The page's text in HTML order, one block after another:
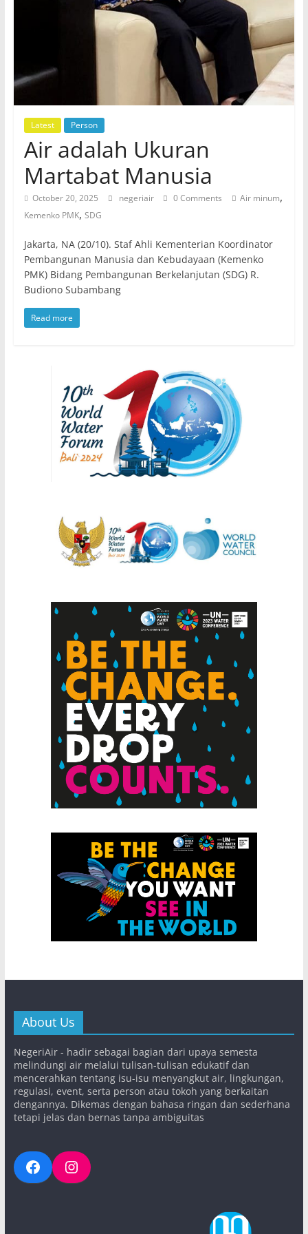
Latest Person
Air adalah Ukuran
Martabat Manusia
October 20, 2025 negeriair 0 Comments Air minum,
Kemenko PMK, SDG
Jakarta, NA (20/10). Staf Ahli Kementerian Koordinator
Pembangunan Manusia dan Kebudayaan (Kemenko
PMK) Bidang Pembangunan Berkelanjutan (SDG) R.
Budiono Subambang
Read more
About Us
NegeriAir - hadir sebagai bagian dari upaya semesta
melindungi air melalui tulisan-tulisan edukatif dan
mencerahkan tentang isu-isu menyangkut air, lingkungan,
regulasi, event, serta person atau tokoh yang berkaitan
dengannya. Dikemas dengan bahasa ringan dan sederhana
tetapi jelas dan bernas tanpa ambiguitas
FacebookInstagram